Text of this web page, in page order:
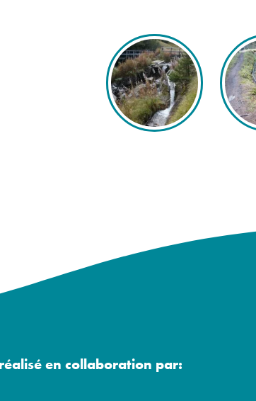
en collaboration par: